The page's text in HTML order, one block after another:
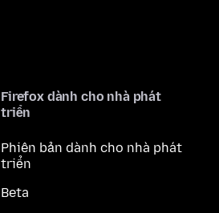
Firefox dành cho nhà phát
triển
Phiên bản dành cho nhà phát
triển
Beta